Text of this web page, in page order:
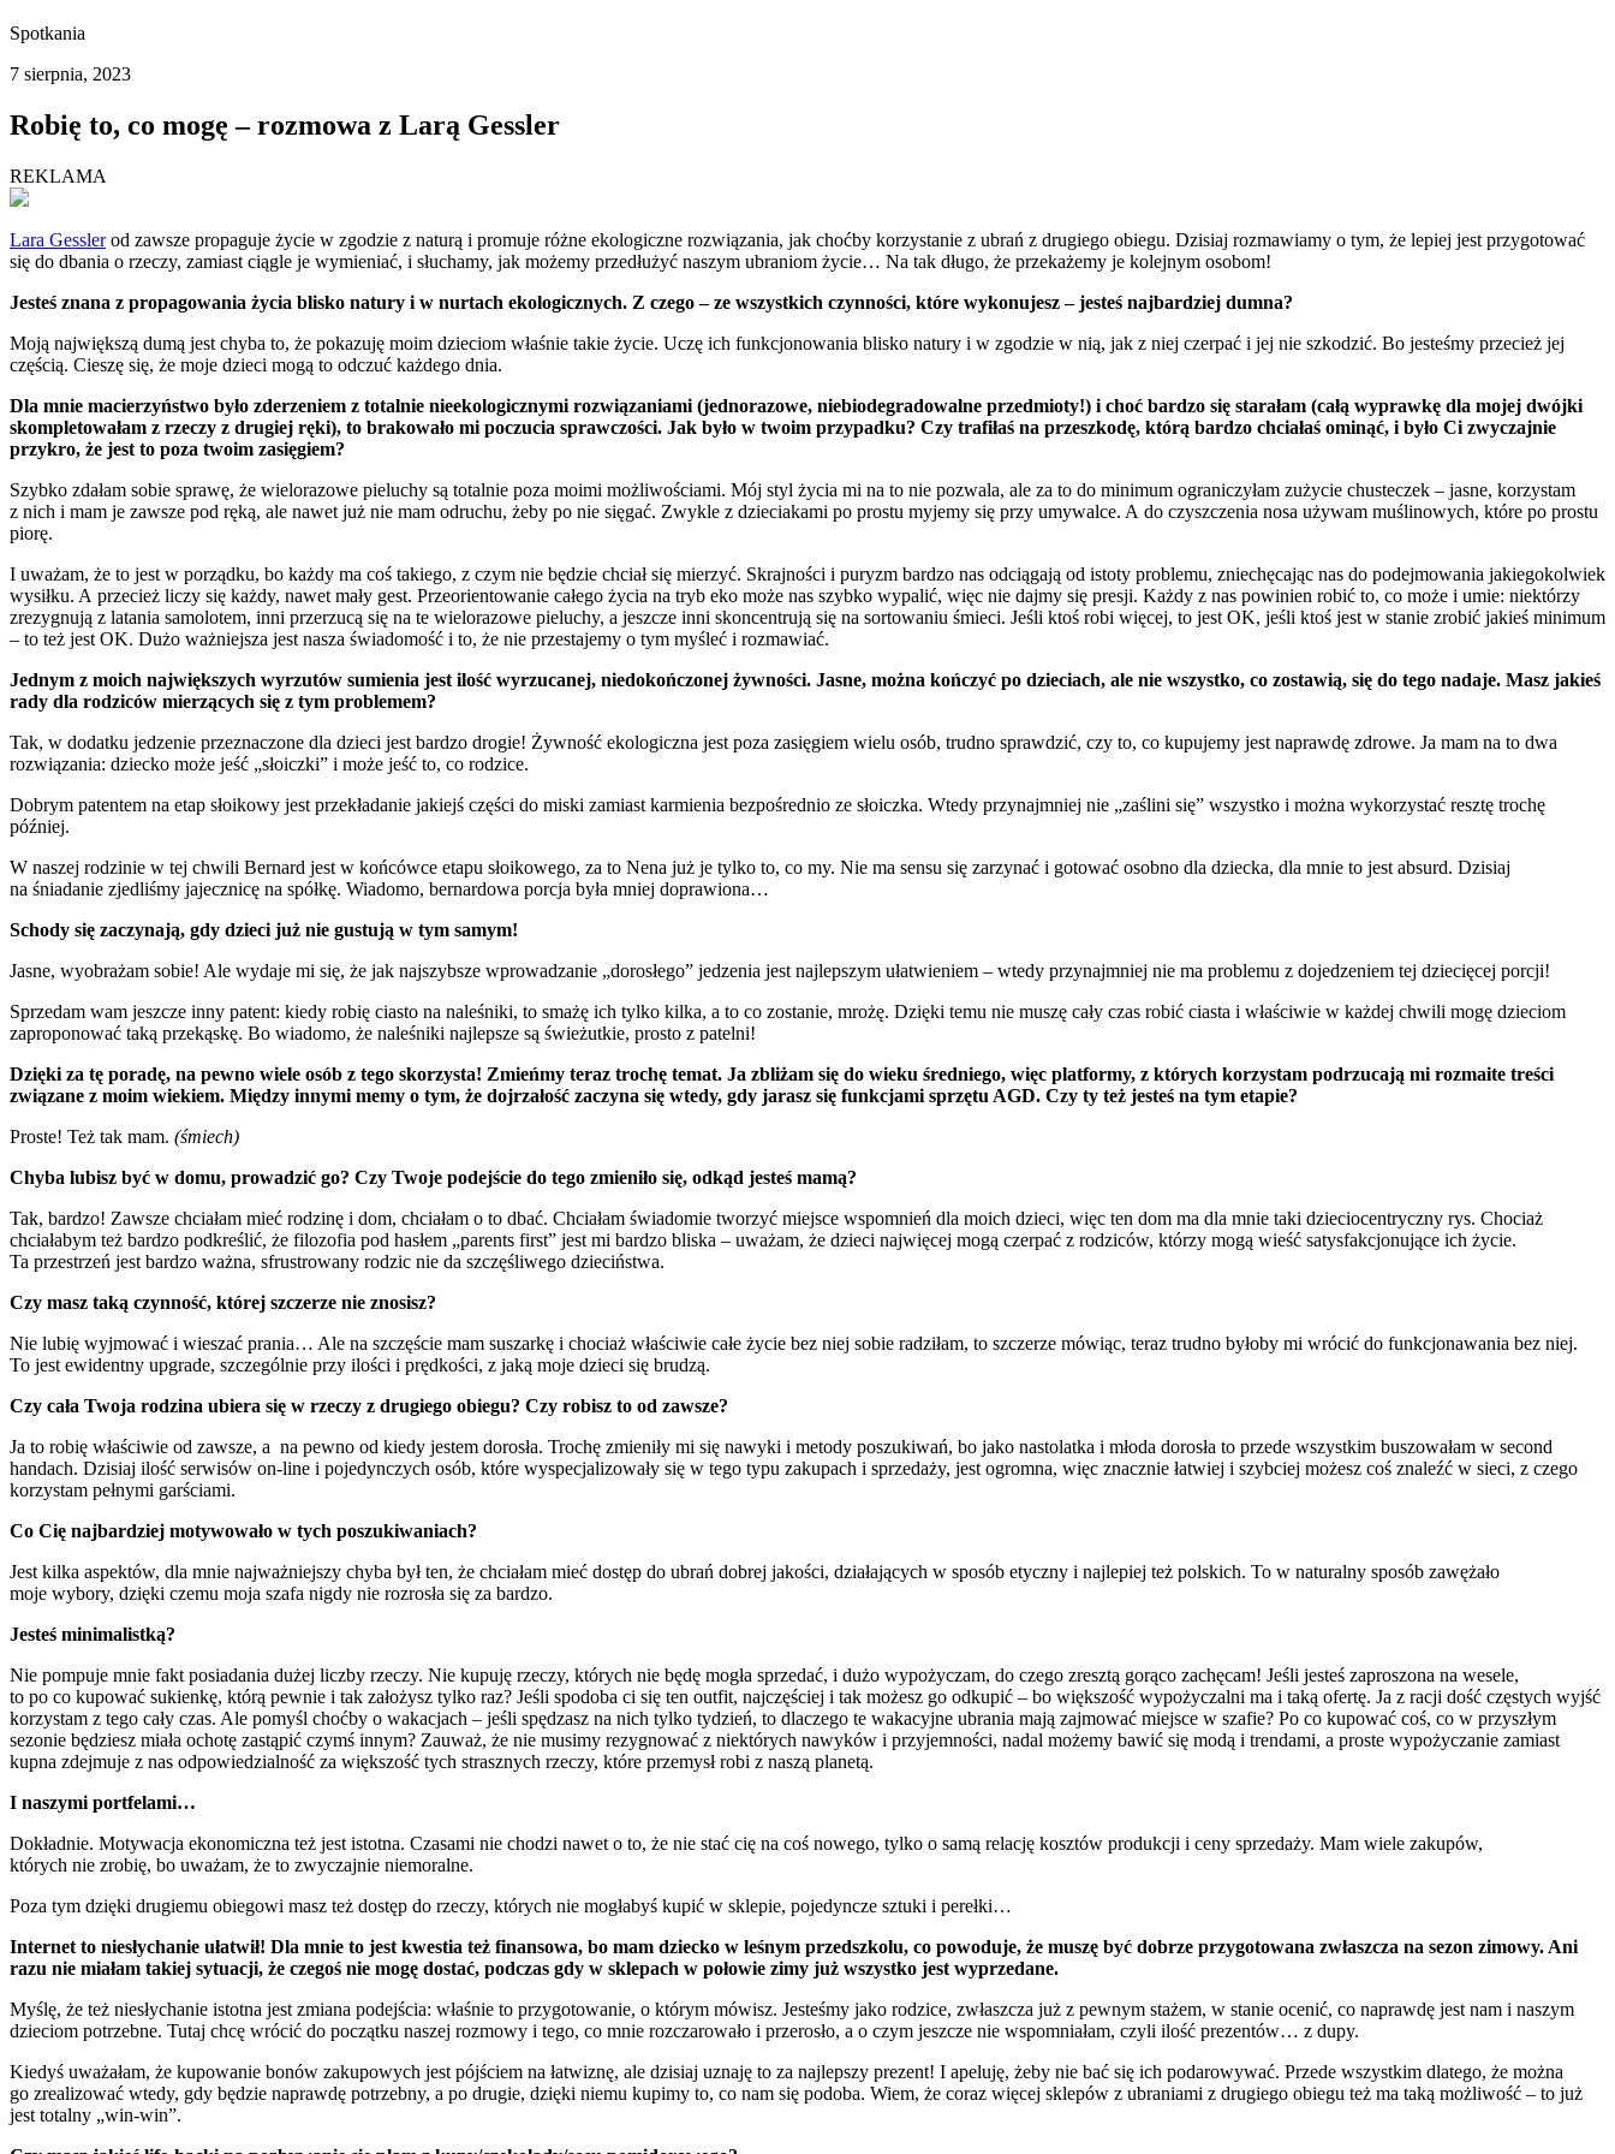
Spotkania
7 sierpnia, 2023
Robię to, co mogę – rozmowa z Larą Gessler
REKLAMA
Lara Gesslerod zawsze propaguje życie w zgodzie z naturą i promuje różne ekologiczne rozwiązania, jak choćby korzystanie z ubrań z drugiego obiegu. Dzisiaj rozmawiamy o tym, że lepiej jest przygotować
się do dbania o rzeczy, zamiast ciągle je wymieniać, i słuchamy, jak możemy przedłużyć naszym ubraniom życie… Na tak długo, że przekażemy je kolejnym osobom!
Jesteś znana z propagowania życia blisko natury i w nurtach ekologicznych. Z czego – ze wszystkich czynności, które wykonujesz – jesteś najbardziej dumna?
Moją największą dumą jest chyba to, że pokazuję moim dzieciom właśnie takie życie. Uczę ich funkcjonowania blisko natury i w zgodzie w nią, jak z niej czerpać i jej nie szkodzić. Bo jesteśmy przecież jej
częścią. Cieszę się, że moje dzieci mogą to odczuć każdego dnia.
Dla mnie macierzyństwo było zderzeniem z totalnie nieekologicznymi rozwiązaniami (jednorazowe, niebiodegradowalne przedmioty!) i choć bardzo się starałam (całą wyprawkę dla mojej dwójki
skompletowałam z rzeczy z drugiej ręki), to brakowało mi poczucia sprawczości. Jak było w twoim przypadku? Czy trafiłaś na przeszkodę, którą bardzo chciałaś ominąć, i było Ci zwyczajnie
przykro, że jest to poza twoim zasięgiem?
Szybko zdałam sobie sprawę, że wielorazowe pieluchy są totalnie poza moimi możliwościami. Mój styl życia mi na to nie pozwala, ale za to do minimum ograniczyłam zużycie chusteczek – jasne, korzystam
z nich i mam je zawsze pod ręką, ale nawet już nie mam odruchu, żeby po nie sięgać. Zwykle z dzieciakami po prostu myjemy się przy umywalce. A do czyszczenia nosa używam muślinowych, które po prostu
piorę.
I uważam, że to jest w porządku, bo każdy ma coś takiego, z czym nie będzie chciał się mierzyć. Skrajności i puryzm bardzo nas odciągają od istoty problemu, zniechęcając nas do podejmowania jakiegokolwiek
wysiłku. A przecież liczy się każdy, nawet mały gest. Przeorientowanie całego życia na tryb eko może nas szybko wypalić, więc nie dajmy się presji. Każdy z nas powinien robić to, co może i umie: niektórzy
zrezygnują z latania samolotem, inni przerzucą się na te wielorazowe pieluchy, a jeszcze inni skoncentrują się na sortowaniu śmieci. Jeśli ktoś robi więcej, to jest OK, jeśli ktoś jest w stanie zrobić jakieś minimum
– to też jest OK. Dużo ważniejsza jest nasza świadomość i to, że nie przestajemy o tym myśleć i rozmawiać.
Jednym z moich największych wyrzutów sumienia jest ilość wyrzucanej, niedokończonej żywności. Jasne, można kończyć po dzieciach, ale nie wszystko, co zostawią, się do tego nadaje. Masz jakieś
rady dla rodziców mierzących się z tym problemem?
Tak, w dodatku jedzenie przeznaczone dla dzieci jest bardzo drogie! Żywność ekologiczna jest poza zasięgiem wielu osób, trudno sprawdzić, czy to, co kupujemy jest naprawdę zdrowe. Ja mam na to dwa
rozwiązania: dziecko może jeść „słoiczki” i może jeść to, co rodzice.
Dobrym patentem na etap słoikowy jest przekładanie jakiejś części do miski zamiast karmienia bezpośrednio ze słoiczka. Wtedy przynajmniej nie „zaślini się” wszystko i można wykorzystać resztę trochę
później.
W naszej rodzinie w tej chwili Bernard jest w końcówce etapu słoikowego, za to Nena już je tylko to, co my. Nie ma sensu się zarzynać i gotować osobno dla dziecka, dla mnie to jest absurd. Dzisiaj
na śniadanie zjedliśmy jajecznicę na spółkę. Wiadomo, bernardowa porcja była mniej doprawiona…
Schody się zaczynają, gdy dzieci już nie gustują w tym samym!
Jasne, wyobrażam sobie! Ale wydaje mi się, że jak najszybsze wprowadzanie „dorosłego” jedzenia jest najlepszym ułatwieniem – wtedy przynajmniej nie ma problemu z dojedzeniem tej dziecięcej porcji!
Sprzedam wam jeszcze inny patent: kiedy robię ciasto na naleśniki, to smażę ich tylko kilka, a to co zostanie, mrożę. Dzięki temu nie muszę cały czas robić ciasta i właściwie w każdej chwili mogę dzieciom
zaproponować taką przekąskę. Bo wiadomo, że naleśniki najlepsze są świeżutkie, prosto z patelni!
Dzięki za tę poradę, na pewno wiele osób z tego skorzysta! Zmieńmy teraz trochę temat. Ja zbliżam się do wieku średniego, więc platformy, z których korzystam podrzucają mi rozmaite treści
związane z moim wiekiem. Między innymi memy o tym, że dojrzałość zaczyna się wtedy, gdy jarasz się funkcjami sprzętu AGD. Czy ty też jesteś na tym etapie?
Proste! Też tak mam. (śmiech)
Chyba lubisz być w domu, prowadzić go? Czy Twoje podejście do tego zmieniło się, odkąd jesteś mamą?
Tak, bardzo! Zawsze chciałam mieć rodzinę i dom, chciałam o to dbać. Chciałam świadomie tworzyć miejsce wspomnień dla moich dzieci, więc ten dom ma dla mnie taki dzieciocentryczny rys. Chociaż
chciałabym też bardzo podkreślić, że filozofia pod hasłem „parents first” jest mi bardzo bliska – uważam, że dzieci najwięcej mogą czerpać z rodziców, którzy mogą wieść satysfakcjonujące ich życie.
Ta przestrzeń jest bardzo ważna, sfrustrowany rodzic nie da szczęśliwego dzieciństwa.
Czy masz taką czynność, której szczerze nie znosisz?
Nie lubię wyjmować i wieszać prania… Ale na szczęście mam suszarkę i chociaż właściwie całe życie bez niej sobie radziłam, to szczerze mówiąc, teraz trudno byłoby mi wrócić do funkcjonawania bez niej.
To jest ewidentny upgrade, szczególnie przy ilości i prędkości, z jaką moje dzieci się brudzą.
Czy cała Twoja rodzina ubiera się w rzeczy z drugiego obiegu? Czy robisz to od zawsze?
Ja to robię właściwie od zawsze, a na pewno od kiedy jestem dorosła. Trochę zmieniły mi się nawyki i metody poszukiwań, bo jako nastolatka i młoda dorosła to przede wszystkim buszowałam w second
handach. Dzisiaj ilość serwisów on-line i pojedynczych osób, które wyspecjalizowały się w tego typu zakupach i sprzedaży, jest ogromna, więc znacznie łatwiej i szybciej możesz coś znaleźć w sieci, z czego
korzystam pełnymi garściami.
Co Cię najbardziej motywowało w tych poszukiwaniach?
Jest kilka aspektów, dla mnie najważniejszy chyba był ten, że chciałam mieć dostęp do ubrań dobrej jakości, działających w sposób etyczny i najlepiej też polskich. To w naturalny sposób zawężało
moje wybory, dzięki czemu moja szafa nigdy nie rozrosła się za bardzo.
Jesteś minimalistką?
Nie pompuje mnie fakt posiadania dużej liczby rzeczy. Nie kupuję rzeczy, których nie będę mogła sprzedać, i dużo wypożyczam, do czego zresztą gorąco zachęcam! Jeśli jesteś zaproszona na wesele,
to po co kupować sukienkę, którą pewnie i tak założysz tylko raz? Jeśli spodoba ci się ten outfit, najczęściej i tak możesz go odkupić – bo większość wypożyczalni ma i taką ofertę. Ja z racji dość częstych wyjść
korzystam z tego cały czas. Ale pomyśl choćby o wakacjach – jeśli spędzasz na nich tylko tydzień, to dlaczego te wakacyjne ubrania mają zajmować miejsce w szafie? Po co kupować coś, co w przyszłym
sezonie będziesz miała ochotę zastąpić czymś innym? Zauważ, że nie musimy rezygnować z niektórych nawyków i przyjemności, nadal możemy bawić się modą i trendami, a proste wypożyczanie zamiast
kupna zdejmuje z nas odpowiedzialność za większość tych strasznych rzeczy, które przemysł robi z naszą planetą.
I naszymi portfelami…
Dokładnie. Motywacja ekonomiczna też jest istotna. Czasami nie chodzi nawet o to, że nie stać cię na coś nowego, tylko o samą relację kosztów produkcji i ceny sprzedaży. Mam wiele zakupów,
których nie zrobię, bo uważam, że to zwyczajnie niemoralne.
Poza tym dzięki drugiemu obiegowi masz też dostęp do rzeczy, których nie mogłabyś kupić w sklepie, pojedyncze sztuki i perełki…
Internet to niesłychanie ułatwił! Dla mnie to jest kwestia też finansowa, bo mam dziecko w leśnym przedszkolu, co powoduje, że muszę być dobrze przygotowana zwłaszcza na sezon zimowy. Ani
razu nie miałam takiej sytuacji, że czegoś nie mogę dostać, podczas gdy w sklepach w połowie zimy już wszystko jest wyprzedane.
Myślę, że też niesłychanie istotna jest zmiana podejścia: właśnie to przygotowanie, o którym mówisz. Jesteśmy jako rodzice, zwłaszcza już z pewnym stażem, w stanie ocenić, co naprawdę jest nam i naszym
dzieciom potrzebne. Tutaj chcę wrócić do początku naszej rozmowy i tego, co mnie rozczarowało i przerosło, a o czym jeszcze nie wspomniałam, czyli ilość prezentów… z dupy.
Kiedyś uważałam, że kupowanie bonów zakupowych jest pójściem na łatwiznę, ale dzisiaj uznaję to za najlepszy prezent! I apeluję, żeby nie bać się ich podarowywać. Przede wszystkim dlatego, że można
go zrealizować wtedy, gdy będzie naprawdę potrzebny, a po drugie, dzięki niemu kupimy to, co nam się podoba. Wiem, że coraz więcej sklepów z ubraniami z drugiego obiegu też ma taką możliwość – to już
jest totalny „win-win”.